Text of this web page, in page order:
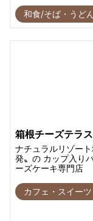
和食/そば・うど
箱根チーズテラス
ナチュラルリゾー
発〟の カップ入り
ーズケーキ専門店
カフェ・スイーツ